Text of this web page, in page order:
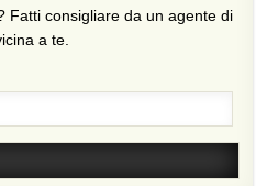
Fatti consigliare da un agente di
a te.